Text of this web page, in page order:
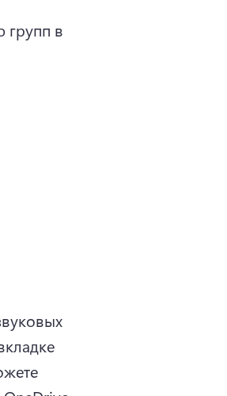
групп в